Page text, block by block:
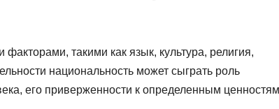
такими как язык, культура, религия,
национальность может сыграть роль
его приверженности к определенным